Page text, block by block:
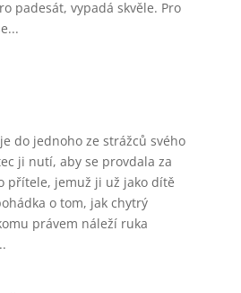
padesát, vypadá skvěle. Pro
do jednoho ze strážců svého
ji nutí, aby se provdala za
přítele, jemuž ji už jako dítě
o tom, jak chytrý
právem náleží ruka